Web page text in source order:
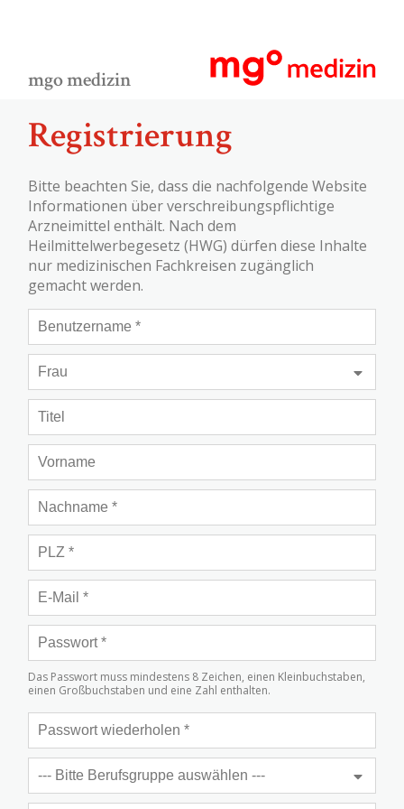
mgo medizin
Registrierung
Bitte beachten Sie, dass die nachfolgende Website
Informationen über verschreibungspflichtige
Arzneimittel enthält. Nach dem
Heilmittelwerbegesetz (HWG) dürfen diese Inhalte
nur medizinischen Fachkreisen zugänglich
gemacht werden.
Das Passwort muss mindestens 8 Zeichen, einen Kleinbuchstaben,
einen Großbuchstaben und eine Zahl enthalten.